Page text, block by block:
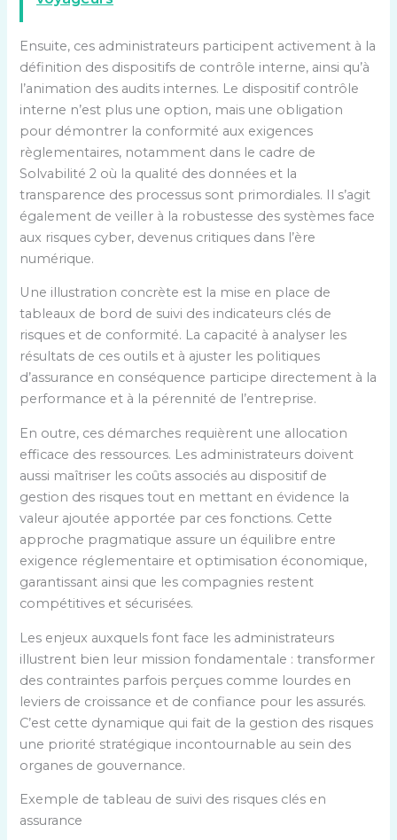
Ensuite, ces administrateurs participent activement à la
définition des dispositifs de contrôle interne, ainsi qu’à
l’animation des audits internes. Le dispositif contrôle
interne n’est plus une option, mais une obligation
pour démontrer la conformité aux exigences
règlementaires, notamment dans le cadre de
Solvabilité 2 où la qualité des données et la
transparence des processus sont primordiales. Il s’agit
également de veiller à la robustesse des systèmes face
aux risques cyber, devenus critiques dans l’ère
numérique.
Une illustration concrète est la mise en place de
tableaux de bord de suivi des indicateurs clés de
risques et de conformité. La capacité à analyser les
résultats de ces outils et à ajuster les politiques
d’assurance en conséquence participe directement à la
performance et à la pérennité de l’entreprise.
En outre, ces démarches requièrent une allocation
efficace des ressources. Les administrateurs doivent
aussi maîtriser les coûts associés au dispositif de
gestion des risques tout en mettant en évidence la
valeur ajoutée apportée par ces fonctions. Cette
approche pragmatique assure un équilibre entre
exigence réglementaire et optimisation économique,
garantissant ainsi que les compagnies restent
compétitives et sécurisées.
Les enjeux auxquels font face les administrateurs
illustrent bien leur mission fondamentale : transformer
des contraintes parfois perçues comme lourdes en
leviers de croissance et de confiance pour les assurés.
C’est cette dynamique qui fait de la gestion des risques
une priorité stratégique incontournable au sein des
organes de gouvernance.
Exemple de tableau de suivi des risques clés en
assurance